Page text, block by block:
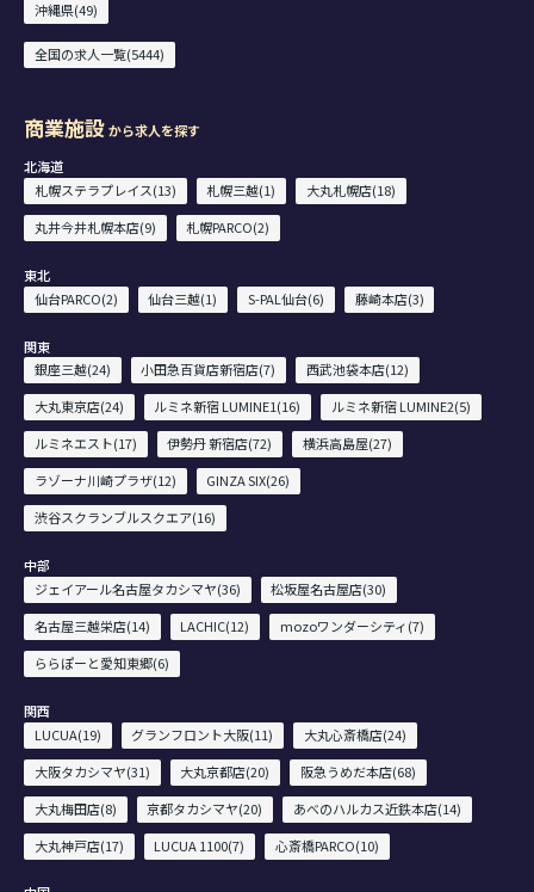
沖縄県(49)
全国の求人一覧(5444)
商業施設から求人を探す
北海道
札幌ステラプレイス(13)
札幌三越(1)
大丸札幌店(18)
丸井今井札幌本店(9)
札幌PARCO(2)
東北
仙台PARCO(2)
仙台三越(1) S-PAL仙台(6) 藤崎本店(3)
関東
銀座三越(24)
小田急百貨店新宿店(7)
西武池袋本店(12)
大丸東京店(24)
ルミネ新宿 LUMINE1(16)
ルミネ新宿 LUMINE2(5)
ルミネエスト(17)
伊勢丹 新宿店(72)
横浜高島屋(27)
ラゾーナ川崎プラザ(12)
GINZA SIX(26)
渋谷スクランブルスクエア(16)
中部
ジェイアール名古屋タカシマヤ(36)
松坂屋名古屋店(30)
名古屋三越栄店(14)
LACHIC(12)
mozoワンダーシティ(7)
ららぽーと愛知東郷(6)
関西
LUCUA(19)
グランフロント大阪(11)
大丸心斎橋店(24)
大阪タカシマヤ(31)
大丸京都店(20)
阪急うめだ本店(68)
大丸梅田店(8)
京都タカシマヤ(20)
あべのハルカス近鉄本店(14)
大丸神戸店(17)
LUCUA 1100(7) 心斎橋PARCO(10)